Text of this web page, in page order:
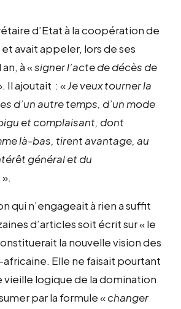
d’Etat à la coopération de
avait appeler, lors de ses
à «signer l’acte de décès de
Il ajoutait : «Je veux tourner la
d’un autre temps, d’un mode
et complaisant, dont
là-bas, tirent avantage, au
général et du
».
qui n’engageait à rien a suffit
d’articles soit écrit sur « le
la nouvelle vision des
Elle ne faisait pourtant
vieille logique de la domination
par la formule «changer